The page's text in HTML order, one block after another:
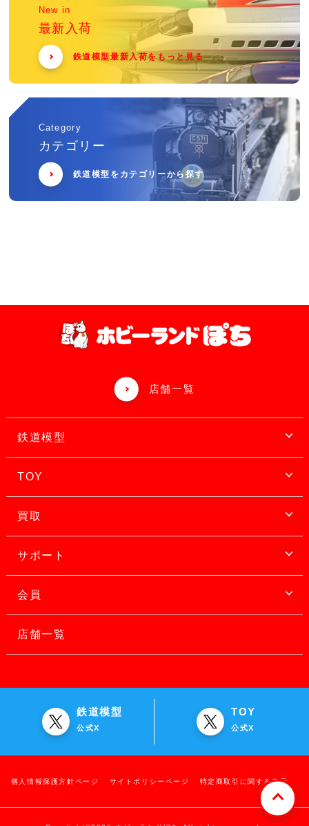
New in
最新入荷
鉄道模型最新入荷をもっと見る
Category
カテゴリー
鉄道模型をカテゴリーから探す
店舗一覧
鉄道模型
TOY
買取
サポート
会員
店舗一覧
鉄道模型
公式X
TOY
公式X
個人情報保護方針ページ サイトポリシーページ 特定商取引に関する表示